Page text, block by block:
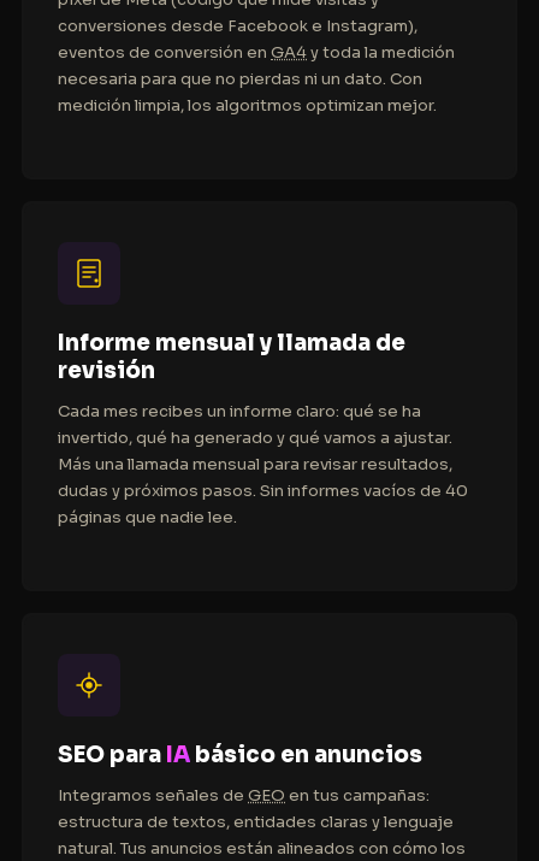
conversiones desde Facebook e Instagram),
eventos de conversión en GA4y toda la medición
necesaria para que no pierdas ni un dato. Con
medición limpia, los algoritmos optimizan mejor.
Informe mensual y llamada de
revisión
Cada mes recibes un informe claro: qué se ha
invertido, qué ha generado y qué vamos a ajustar.
Más una llamada mensual para revisar resultados,
dudas y próximos pasos. Sin informes vacíos de 40
páginas que nadie lee.
SEO para IA básico en anuncios
Integramos señales de GEO en tus campañas:
estructura de textos, entidades claras y lenguaje
natural. Tus anuncios están alineados con cómo los